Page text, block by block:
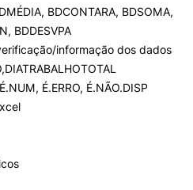
BDCONTARA, BDSOMA,
BDDESVPA
informação dos dados
É.ERRO, É.NÃO.DISP